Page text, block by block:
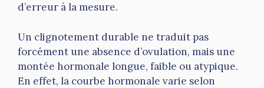
d’erreur à la mesure.
Un clignotement durable ne traduit pas
forcément une absence d’ovulation, mais une
montée hormonale longue, faible ou atypique.
En effet, la courbe hormonale varie selon